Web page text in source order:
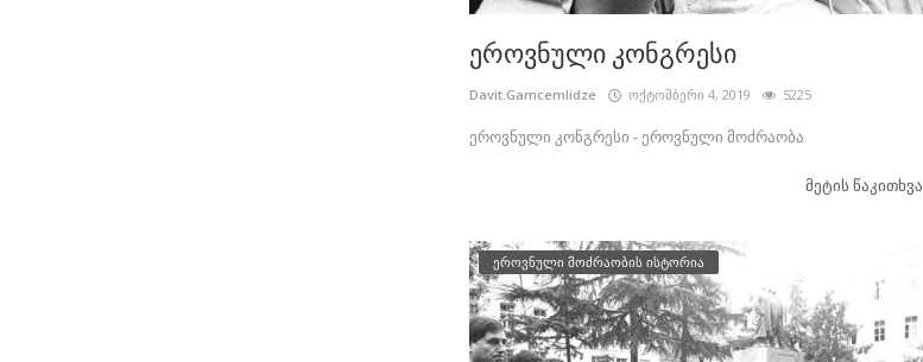
ეროვნული კონგრესი
Davit.Gamcemlidze ოქტომბერი 4, 2019 5225
ეროვნული კონგრესი - ეროვნული მოძრაობა
მეტის წაკითხვა
ეროვნული მოძრაობის ისტორია